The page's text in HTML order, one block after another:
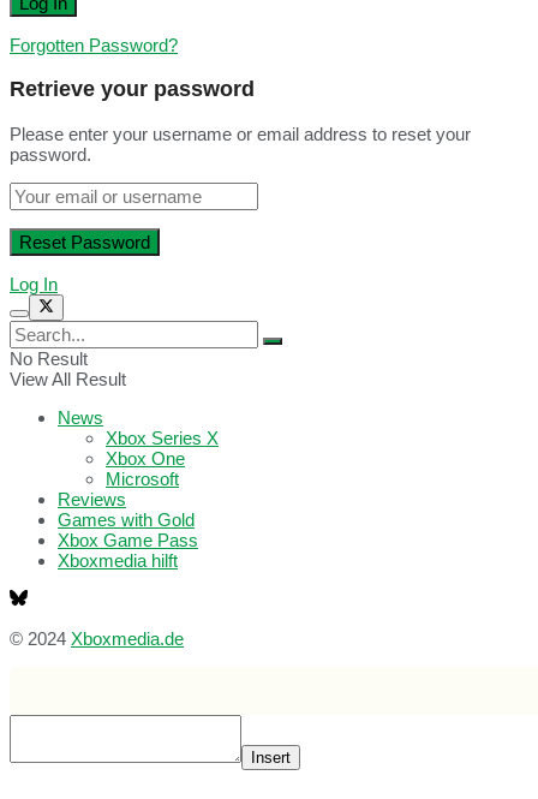
Forgotten Password?
Retrieve your password
Please enter your username or email address to reset your
password.
Log In
No Result
View All Result
News
Xbox Series X
Xbox One
Microsoft
Reviews
Games with Gold
Xbox Game Pass
Xboxmedia hilft
© 2024 Xboxmedia.de
Insert